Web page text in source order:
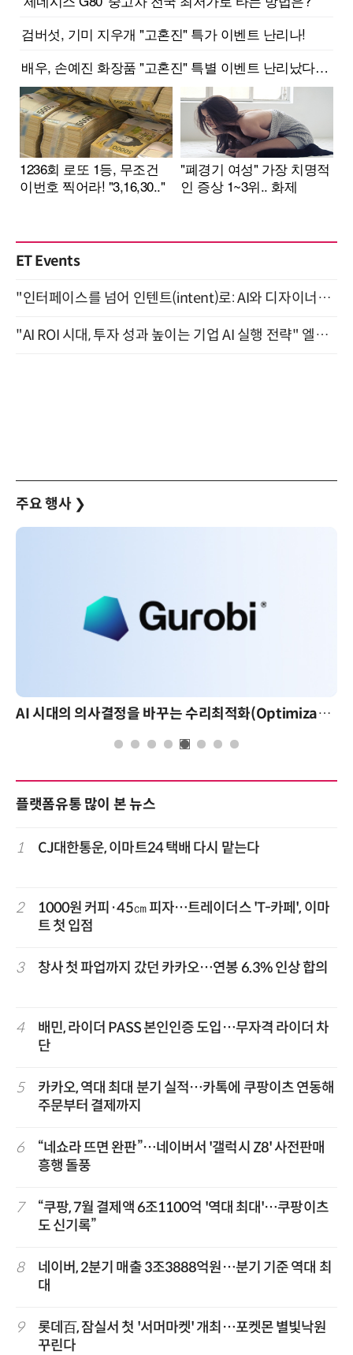
ET Events
"인터페이스를 넘어 인텐트(intent)로: AI와 디자이너가 함께 만드는 공존의 UX" 강남역 (9/2)
"AI ROI 시대, 투자 성과 높이는 기업 AI 실행 전략" 엘타워 6층 (9월 18일)
주요 행사 ❯
AI 시대의 의사결정을 바꾸는 수리최적화(Optimization): 실제 산업 적용 사례와 활용 전략
플랫폼유통 많이 본 뉴스
1 CJ대한통운, 이마트24 택배 다시 맡는다
2
1000원 커피·45㎝ 피자…트레이더스 'T-카페', 이마
트 첫 입점
3 창사 첫 파업까지 갔던 카카오…연봉 6.3% 인상 합의
4
배민, 라이더 PASS 본인인증 도입…무자격 라이더 차
단
5
카카오, 역대 최대 분기 실적…카톡에 쿠팡이츠 연동해
주문부터 결제까지
6
“네쇼라 뜨면 완판”…네이버서 '갤럭시 Z8' 사전판매
흥행 돌풍
7
“쿠팡, 7월 결제액 6조1100억 '역대 최대'…쿠팡이츠
도 신기록”
8
네이버, 2분기 매출 3조3888억원…분기 기준 역대 최
대
9
롯데百, 잠실서 첫 '서머마켓' 개최…포켓몬 별빛낙원
꾸린다